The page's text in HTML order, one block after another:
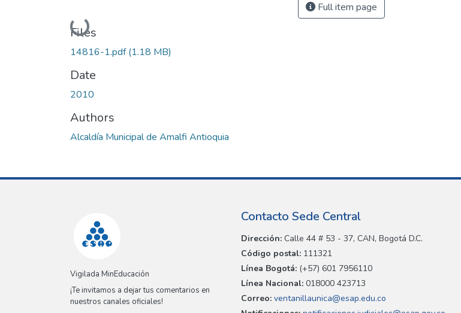
Loading...
Files
14816-1.pdf(1.18 MB)
Date
2010
Authors
Alcaldía Municipal de Amalfi Antioquia
Full item page
Vigilada MinEducación
¡Te invitamos a dejar tus comentarios en
nuestros canales oficiales!
Contacto Sede Central
Dirección: Calle 44 # 53 - 37, CAN, Bogotá D.C.
Código postal: 111321
Línea Bogotá: (+57) 601 7956110
Línea Nacional: 018000 423713
Correo: ventanillaunica@esap.edu.co